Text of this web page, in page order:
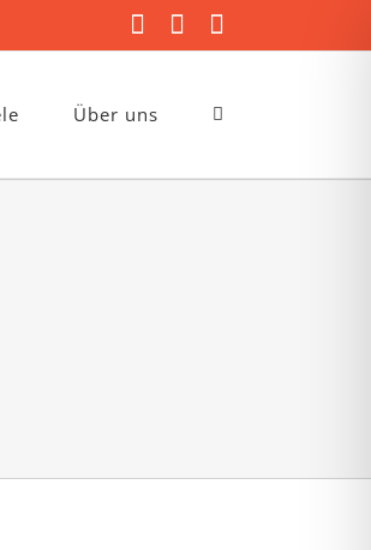
FacebookInstagram
Mail
Über uns